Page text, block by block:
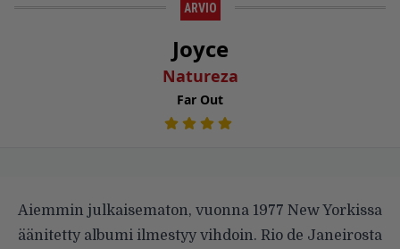
ARVIO
Joyce
Natureza
Far Out
Aiemmin julkaisematon, vuonna 1977 New Yorkissa
äänitetty albumi ilmestyy vihdoin. Rio de Janeirosta